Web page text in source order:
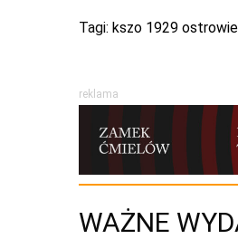
Tagi: kszo 1929
reklama
WAŻNE